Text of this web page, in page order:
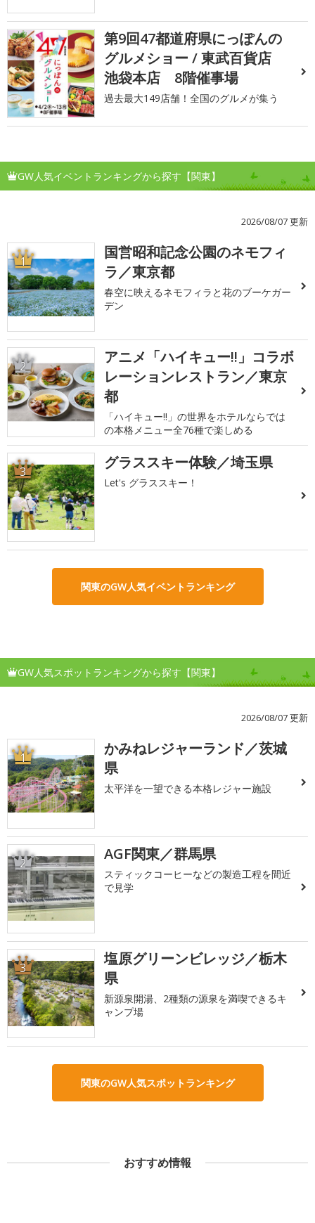
第9回47都道府県にっぽんの
グルメショー / 東武百貨店
池袋本店 8階催事場
過去最大149店舗！全国のグルメが集う
GW人気イベントランキングから探す【関東】
2026/08/07 更新
1
国営昭和記念公園のネモフィ
ラ／東京都
春空に映えるネモフィラと花のブーケガー
デン
2
アニメ「ハイキュー!!」コラボ
レーションレストラン／東京
都
「ハイキュー!!」の世界をホテルならでは
の本格メニュー全76種で楽しめる
3 グラススキー体験／埼玉県
Let's グラススキー！
関東のGW人気イベントランキング
GW人気スポットランキングから探す【関東】
2026/08/07 更新
1
かみねレジャーランド／茨城
県
太平洋を一望できる本格レジャー施設
2 AGF関東／群馬県
スティックコーヒーなどの製造工程を間近
で見学
3
塩原グリーンビレッジ／栃木
県
新源泉開湯、2種類の源泉を満喫できるキ
ャンプ場
関東のGW人気スポットランキング
おすすめ情報